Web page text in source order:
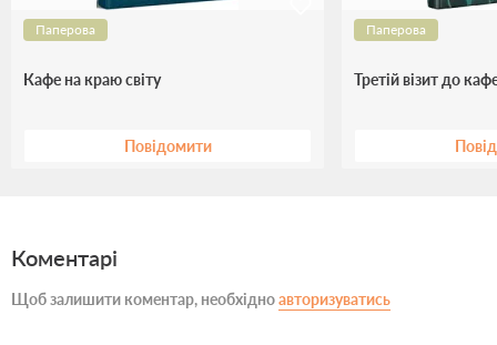
Паперова
Кафе на краю світу
Повідомити
Паперова
Третій візит до
Коментарі
Щоб залишити коментар, необхідноавторизуватись